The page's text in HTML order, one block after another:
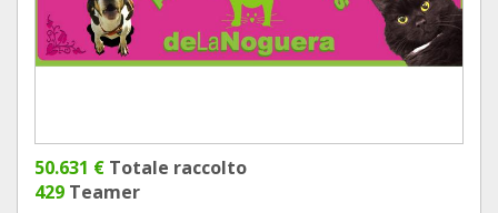
50.631 € Totale raccolto
429 Teamer